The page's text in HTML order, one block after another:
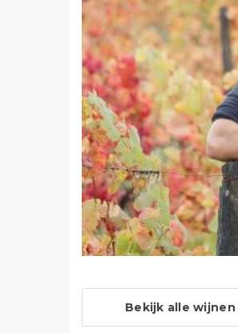
Bekijk alle wijnen